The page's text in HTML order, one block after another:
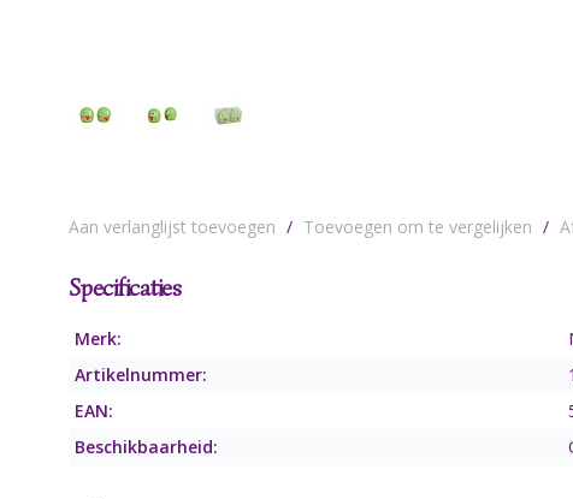
Aan verlanglijst toevoegen / Toevoegen om te vergelijken /
Specificaties
Merk:
Artikelnummer:
EAN:
Beschikbaarheid: